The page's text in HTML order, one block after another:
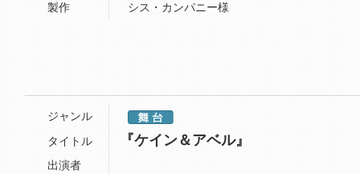
製作
シス・カンパニー様
ジャンル
タイトル
『ケイン＆アベル』
出演者